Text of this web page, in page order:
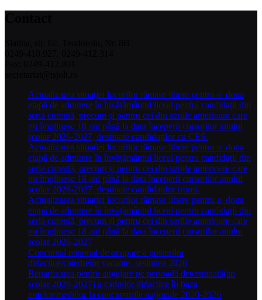
Actualizarea situației locurilor rămase libere pentru a doua
etapă de admitere în învățământul liceal pentru candidații din
seria curentă, precum și pentru cei din seriile anterioare care
nu împlinesc 18 ani până la data începerii cursurilor anului
școlar 2026-2027, destinate candidaților cu CES.
Actualizarea situației locurilor rămase libere pentru a doua
etapă de admitere în învățământul liceal pentru candidații din
seria curentă, precum și pentru cei din seriile anterioare care
nu împlinesc 18 ani până la data începerii cursurilor anului
școlar 2026-2027, destinate candidaților rromi.
Actualizarea situației locurilor rămase libere pentru a doua
etapă de admitere în învățământul liceal pentru candidații din
seria curentă, precum și pentru cei din seriile anterioare care
nu împlinesc 18 ani până la data începerii cursurilor anului
școlar 2026-2027
Concursul național de ocupare a posturilor
didactice/catedrelor vacante- sesiunea 2026
Repartizarea pentru angajare pe perioadă determinată(an
școlar 2026-2027) a cadrelor didactice în baza
notelor/mediilor la concursurile naționale 2020-2026